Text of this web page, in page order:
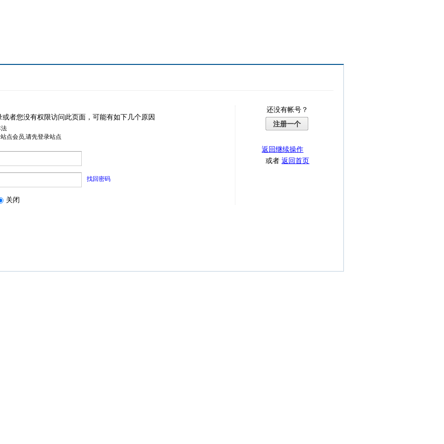
或者您没有权限访问此页面，可能有如下几个原因
点会员,请先登录站点
找回密码
关闭
还没有帐号？
注册一个
返回继续操作
或者返回首页